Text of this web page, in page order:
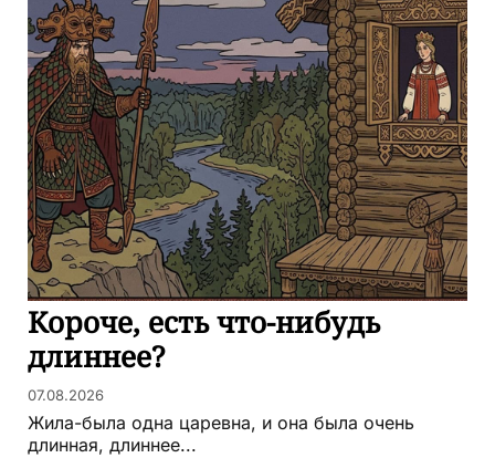
Короче, есть что-нибудь
длиннее?
07.08.2026
Жила-была одна царевна, и она была очень
длинная, длиннее...